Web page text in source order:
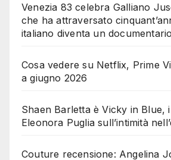
Venezia 83 celebra Galliano
che ha attraversato
italiano diventa un documentario
Cosa vedere su Netflix, Prime
a giugno 2026
Shaen Barletta è Vicky in Blue,
Eleonora Puglia sull’intimità
Couture recensione: Angelina